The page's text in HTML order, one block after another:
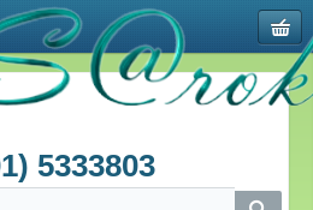
5333803